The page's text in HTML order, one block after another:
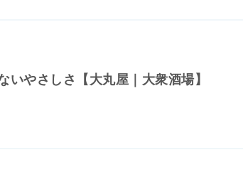
いやさしさ【大丸屋｜大衆酒場】